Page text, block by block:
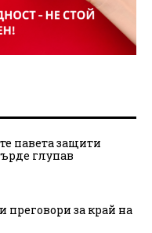
павета защити
глупав
преговори за край на